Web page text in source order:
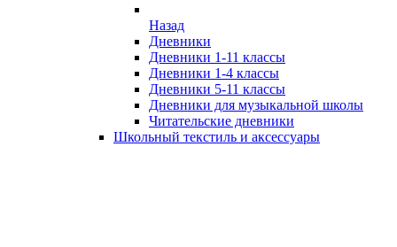
Назад
Дневники
Дневники 1-11 классы
Дневники 1-4 классы
Дневники 5-11 классы
Дневники для музыкальной школы
Читательские дневники
Школьный текстиль и аксессуары